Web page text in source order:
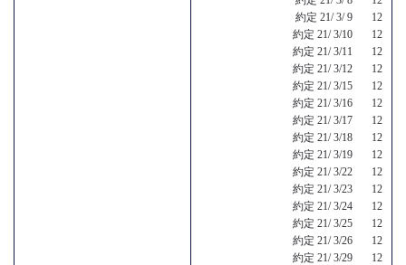
約定 21/ 3/ 9 12
約定 21/ 3/10 12
約定 21/ 3/11 12
約定 21/ 3/12 12
約定 21/ 3/15 12
約定 21/ 3/16 12
約定 21/ 3/17 12
約定 21/ 3/18 12
約定 21/ 3/19 12
約定 21/ 3/22 12
約定 21/ 3/23 12
約定 21/ 3/24 12
約定 21/ 3/25 12
約定 21/ 3/26 12
約定 21/ 3/29 12